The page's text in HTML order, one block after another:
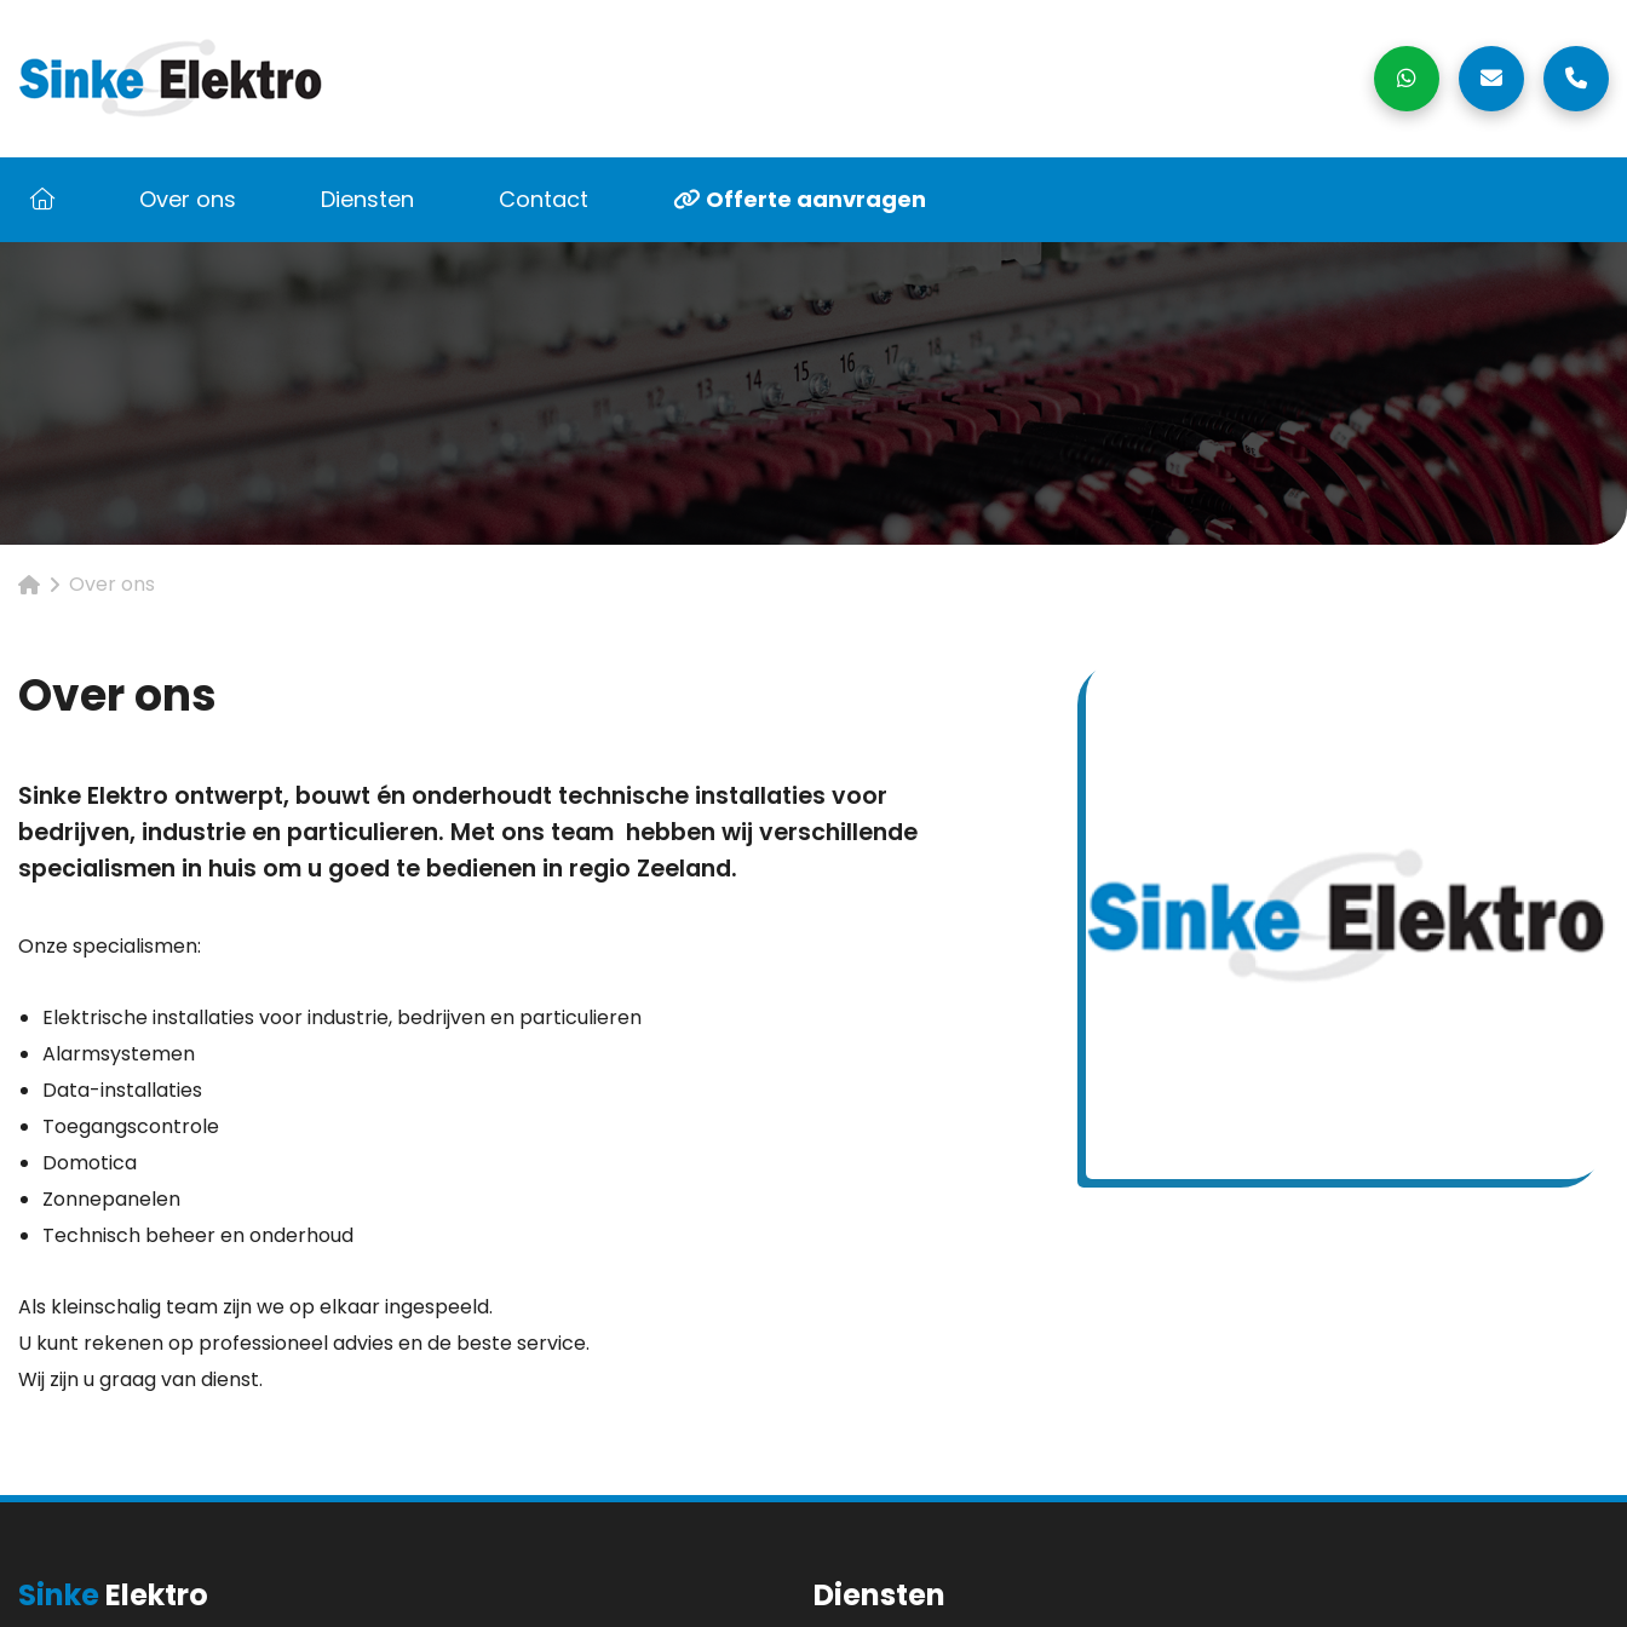
Over ons Diensten Contact Offerte aanvragen
Over ons
Over ons
Sinke Elektro ontwerpt, bouwt én onderhoudt technische installaties voor
bedrijven, industrie en particulieren. Met ons team hebben wij verschillende
specialismen in huis om u goed te bedienen in regio Zeeland.
Onze specialismen:
Elektrische installaties voor industrie, bedrijven en particulieren
Alarmsystemen
Data-installaties
Toegangscontrole
Domotica
Zonnepanelen
Technisch beheer en onderhoud
Als kleinschalig team zijn we op elkaar ingespeeld.
U kunt rekenen op professioneel advies en de beste service.
Wij zijn u graag van dienst.
Sinke Elektro Diensten